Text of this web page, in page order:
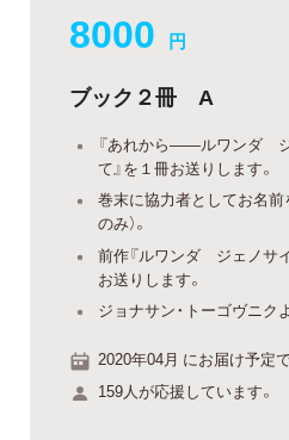
8000 円
ブック２冊 A
『あれから——ルワンダ
て』を１冊お送りします。
巻末に協力者としてお名前
のみ）。
前作『ルワンダ ジェノサ
お送りします。
ジョナサン・トーゴヴニク
2020年04月 にお届け予定で
159人が応援しています。